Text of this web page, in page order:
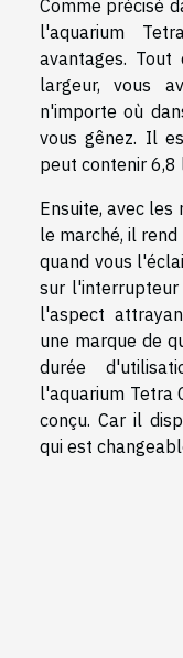
Comme précisé
l'aquarium
avantages.
largeur, vous
n'importe où
vous gênez. Il
peut contenir 6,8
Ensuite, avec
le marché, il
quand vous
sur
l'aspect
une marque de
durée
l'aquarium Tetra
conçu. Car il
qui est